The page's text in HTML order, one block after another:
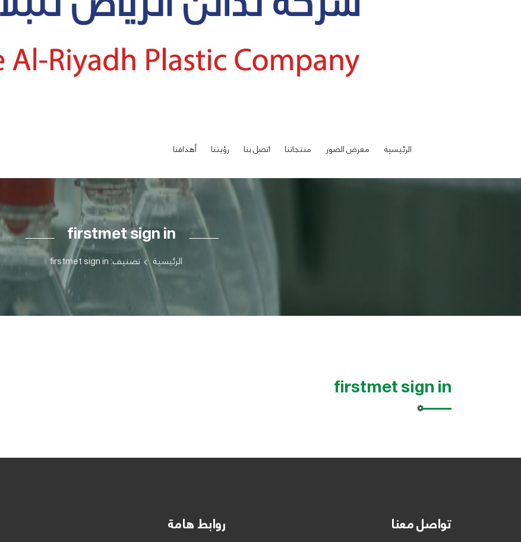
الرئيسية معرض الصور منتجاتنا اتصل بنا رؤيتنا أهدافنا
firstmet sign in
الرئيسية تصنيف: firstmet sign in
firstmet sign in
تواصل معنا روابط هامة